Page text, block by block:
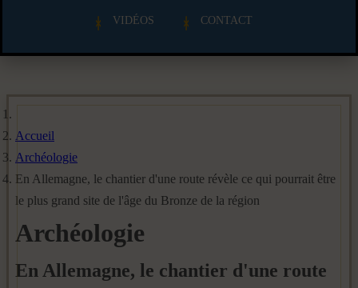
VIDÉOS CONTACT
Accueil
Archéologie
En Allemagne, le chantier d'une route révèle ce qui pourrait être
le plus grand site de l'âge du Bronze de la région
Archéologie
En Allemagne, le chantier d'une route